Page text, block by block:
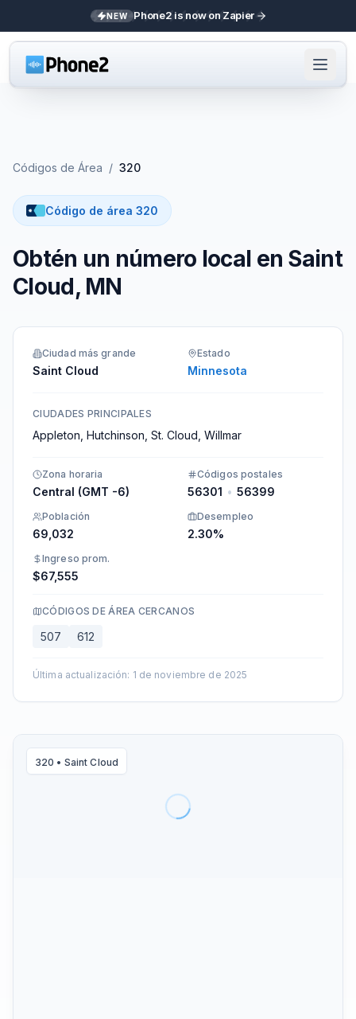
NEW Phone2 is now on Zapier
Códigos de Área / 320
Código de área 320
Obtén un número local en Saint
Cloud, MN
Ciudad más grande
Saint Cloud
Estado
Minnesota
CIUDADES PRINCIPALES
Appleton, Hutchinson, St. Cloud, Willmar
Zona horaria
Central (GMT -6)
Códigos postales
56301 • 56399
Población
69,032
Desempleo
2.30%
Ingreso prom.
$67,555
CÓDIGOS DE ÁREA CERCANOS
507 612
Última actualización: 1 de noviembre de 2025
320 • Saint Cloud